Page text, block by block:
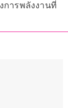
การพลังงานที่